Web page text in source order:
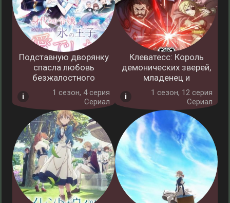
Подставную дворянку
спасла любовь
безжалостного
1 cезон, 4 серия
Сериал
Клеватесс: Король
демонических зверей,
младенец и
1 cезон, 12 серия
Сериал